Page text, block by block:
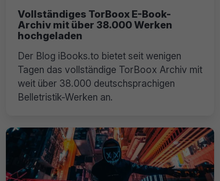
Vollständiges TorBoox E-Book-
Archiv mit über 38.000 Werken
hochgeladen
Der Blog iBooks.to bietet seit wenigen
Tagen das vollständige TorBoox Archiv mit
weit über 38.000 deutschsprachigen
Belletristik-Werken an.